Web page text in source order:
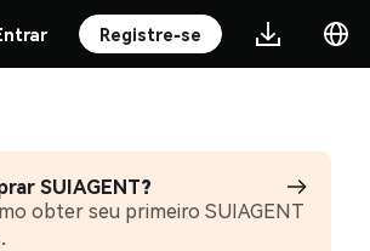
Registre-se
SUIAGENT?
obter seu primeiro SUIAGENT